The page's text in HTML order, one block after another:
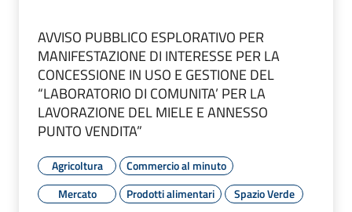
AVVISO PUBBLICO ESPLORATIVO PER
MANIFESTAZIONE DI INTERESSE PER LA
CONCESSIONE IN USO E GESTIONE DEL
“LABORATORIO DI COMUNITA’ PER LA
LAVORAZIONE DEL MIELE E ANNESSO
PUNTO VENDITA”
Agricoltura
Commercio al minuto
Mercato
Prodotti alimentari
Spazio Verde